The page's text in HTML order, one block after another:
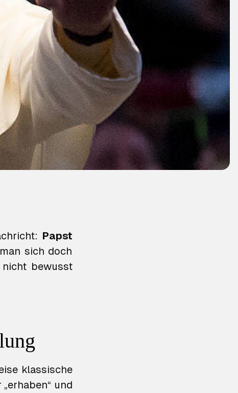
Papst
sich doch
nicht bewusst
klassische
und